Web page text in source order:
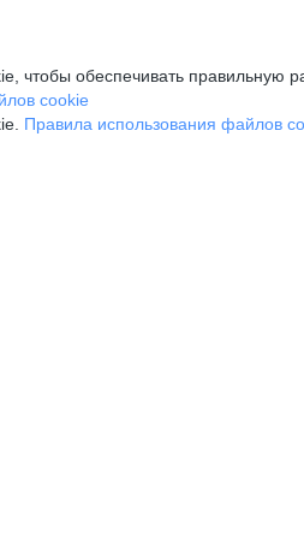
чтобы обеспечивать правильную
cookie
Правила использования файлов